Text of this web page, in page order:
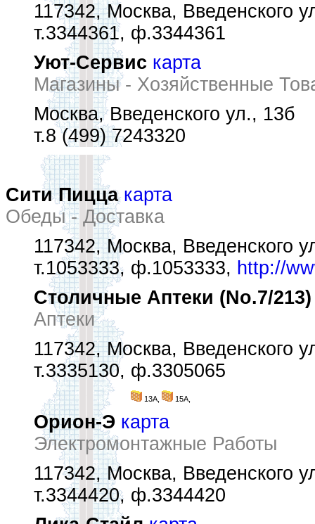
117342, Москва, Введенского
т.3344361, ф.3344361
Уют-Сервис карта
Магазины - Хозяйственные
Москва, Введенского ул., 13б
т.8 (499) 7243320
Сити Пицца карта
Обеды - Доставка
117342, Москва, Введенского
т.1053333, ф.1053333, http://
Столичные Аптеки (No.7/213)
Аптеки
117342, Москва, Введенского
т.3335130, ф.3305065
13А, 15А,
Орион-Э карта
Электромонтажные Работы
117342, Москва, Введенского
т.3344420, ф.3344420